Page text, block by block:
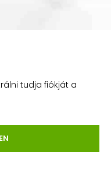
tudja fiókját a